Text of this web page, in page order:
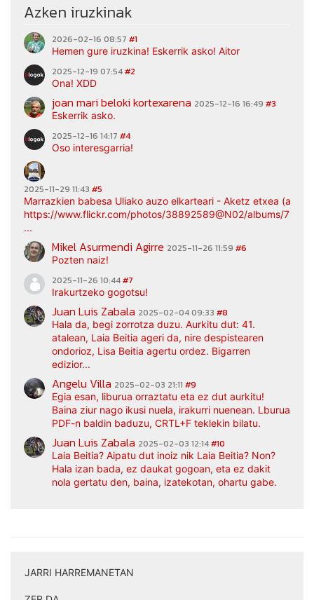
Azken iruzkinak
2026-02-16 08:57 #1
Hemen gure iruzkina! Eskerrik asko! Aitor
2025-12-19 07:54#2
Ona! XDD
joan mari beloki kortexarena 2025-12-16 16:49 #3
Eskerrik asko.
2025-12-16 14:17 #4
Oso interesgarria!
2025-11-29 11:43 #5
Marrazkien babesa Uliako auzo elkarteari - Aketz etxea
https://www.flickr.com/photos/38892589@N02/albums/
...
Mikel Asurmendi Agirre 2025-11-26 11:59 #6
Pozten naiz!
2025-11-26 10:44#7
Irakurtzeko gogotsu!
Juan Luis Zabala 2025-02-04 09:33 #8
Hala da, begi zorrotza duzu. Aurkitu dut: 41.
atalean, Laia Beitia ageri da, nire despistearen
ondorioz, Lisa Beitia agertu ordez. Bigarren
edizior...
Angelu Villa 2025-02-03 21:11 #9
Egia esan, liburua orraztatu eta ez dut aurkitu!
Baina ziur nago ikusi nuela, irakurri nuenean. Lburua
PDF-n baldin baduzu, CRTL+F teklekin bilatu.
Juan Luis Zabala 2025-02-03 12:14#10
Laia Beitia? Aipatu dut inoiz nik Laia Beitia? Non?
Hala izan bada, ez daukat gogoan, eta ez dakit
nola gertatu den, baina, izatekotan, ohartu gabe.
JARRI HARREMANETAN